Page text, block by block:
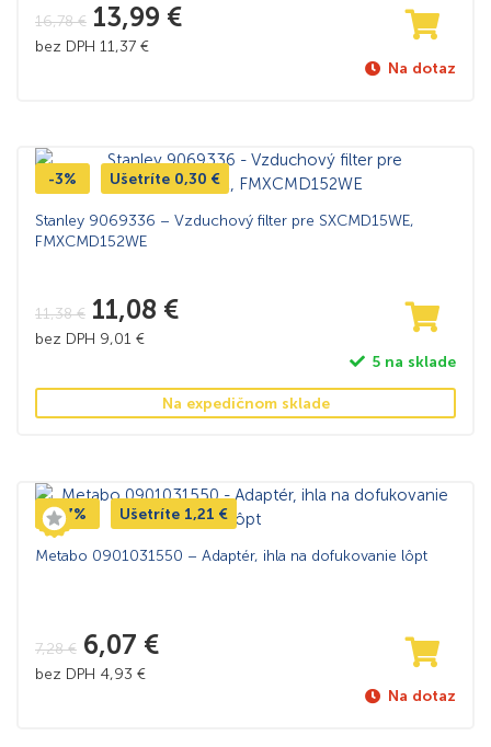
16,78€ 13,99 €
bez DPH 11,37 €
Na dotaz
-3% Ušetríte 0,30 €
Stanley 9069336 – Vzduchový filter pre SXCMD15WE,
FMXCMD152WE
11,38€ 11,08 €
bez DPH 9,01 €
5 na sklade
Na expedičnom sklade
-17% Ušetríte 1,21 €
Metabo 0901031550 – Adaptér, ihla na dofukovanie lôpt
7,28€ 6,07 €
bez DPH 4,93 €
Na dotaz